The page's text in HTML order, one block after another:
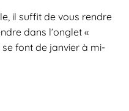
il suffit de vous rendre
dans l’onglet «
se font de janvier à mi-